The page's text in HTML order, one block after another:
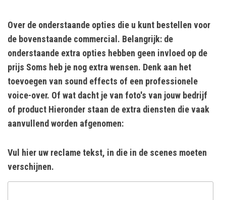
Over de onderstaande opties die u kunt bestellen voor
de bovenstaande commercial. Belangrijk: de
onderstaande extra opties hebben geen invloed op de
prijs Soms heb je nog extra wensen. Denk aan het
toevoegen van sound effects of een professionele
voice-over. Of wat dacht je van foto's van jouw bedrijf
of product Hieronder staan de extra diensten die vaak
aanvullend worden afgenomen:
Vul hier uw reclame tekst, in die in de scenes moeten
verschijnen.